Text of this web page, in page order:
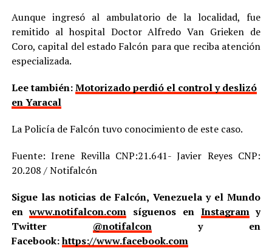
Aunque ingresó al ambulatorio de la localidad, fue
remitido al hospital Doctor Alfredo Van Grieken de
Coro, capital del estado Falcón para que reciba atención
especializada.
Lee también:Motorizado perdió el control y deslizó
en Yaracal
La Policía de Falcón tuvo conocimiento de este caso.
Fuente: Irene Revilla CNP:21.641- Javier Reyes CNP:
20.208 / Notifalcón
Sigue las noticias de Falcón, Venezuela y el Mundo
enwww.notifalcon.com síguenos en Instagramy
Twitter @notifalcony en
Facebook:https://www.facebook.com